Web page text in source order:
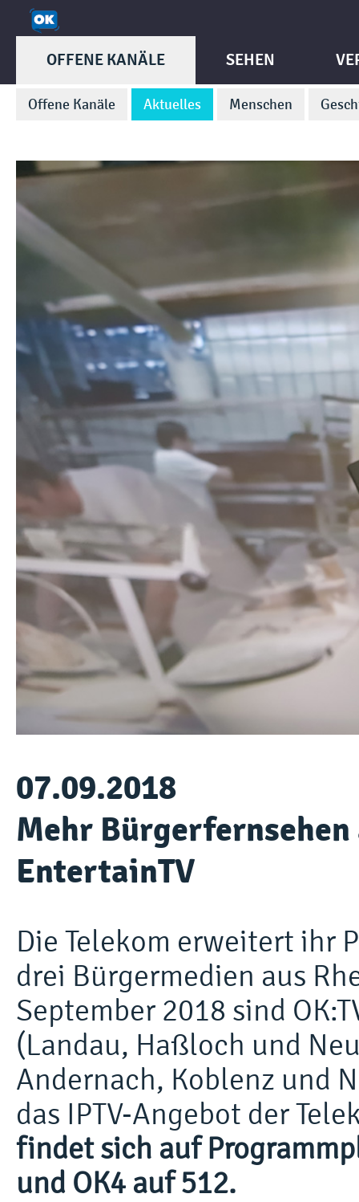
OFFENE KANÄLE
Offene Kanäle Aktuelles Menschen
SEHEN
07.09.2018
Mehr
EntertainTV
Die Telekom erweitert ihr
drei Bürgermedien aus
September 2018 sind
(Landau, Haßloch und
Andernach, Koblenz und
das IPTV-Angebot der
findet sich auf
und OK4 auf 512.